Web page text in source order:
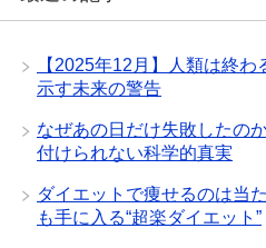
【2025年12月】人類は終
示す未来の警告
なぜあの日だけ失敗したの
付けられない科学的真実
ダイエットで痩せるのは当
も手に入る“超楽ダイエット”